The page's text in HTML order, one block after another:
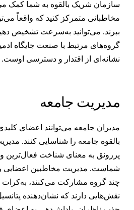
شریک بالقوه به شما کمک می‌کند
متمرکز کنید که واقعاً
می‌توانید به‌سرعت تشخیص دهید
مرتبط با صنعت جایگاه ادمین
از اقتدار و دسترسی اوست.
جامعه
جامعهمی‌توانند اعضای کلیدی،
جامعه را شناسایی کنند. مدیریت
به معنای شناخت فعال‌ترین و
مدیریت مخاطبین اعضایی را
گروه مشارکت می‌کنند، به‌کرات
دارند که نشان‌دهنده پتانسیل